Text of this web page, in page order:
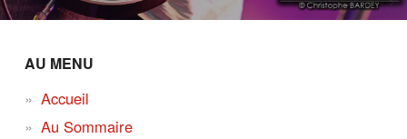
AU MENU
Accueil
Au Sommaire